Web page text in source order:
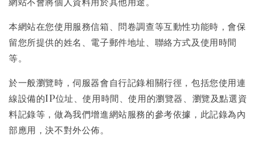
本網站在您使用服務信箱、問卷調查等互動性功能時，會保
留您所提供的姓名、電子郵件地址、聯絡方式及使用時間
等。
於一般瀏覽時，伺服器會自行記錄相關行徑，包括您使用連
線設備的IP位址、使用時間、使用的瀏覽器、瀏覽及點選資
料記錄等，做為我們增進網站服務的參考依據，此記錄為內
部應用，決不對外公佈。